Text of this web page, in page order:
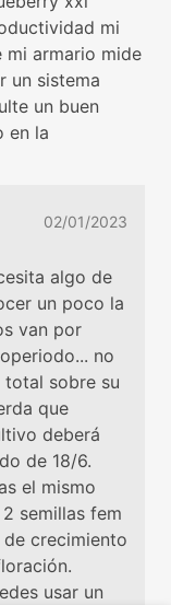
mi
mi armario mide
un sistema
un buen
en la
02/01/2023
algo de
un poco la
van por
no
sobre su
que
deberá
de 18/6.
el mismo
semillas fem
crecimiento
usar un